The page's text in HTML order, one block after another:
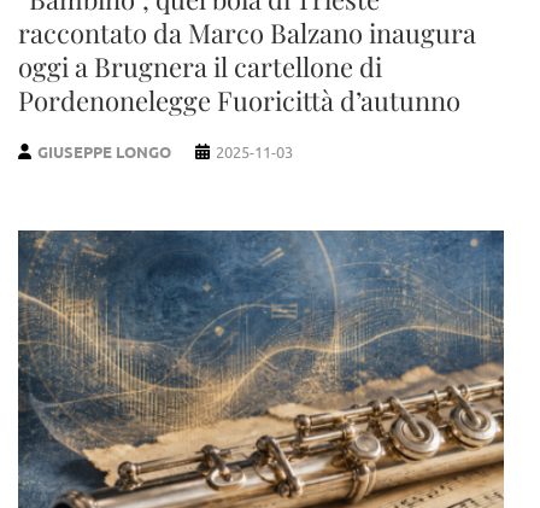
raccontato da Marco Balzano inaugura
oggi a Brugnera il cartellone di
Pordenonelegge Fuoricittà d’autunno
GIUSEPPE LONGO 2025-11-03